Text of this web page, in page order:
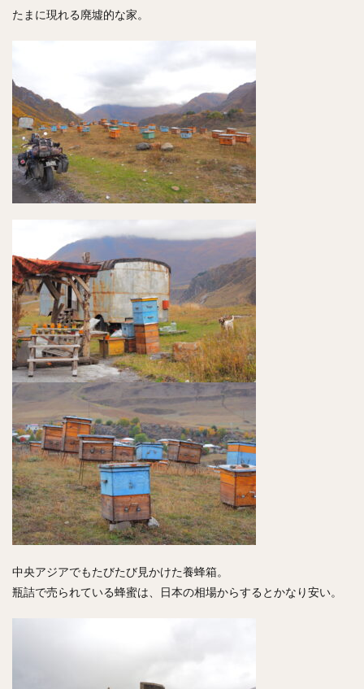
たまに現れる廃墟的な家。
中央アジアでもたびたび見かけた養蜂箱。
瓶詰で売られている蜂蜜は、日本の相場からするとかなり安い。